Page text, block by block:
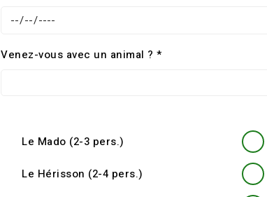
Venez-vous avec un animal ? *
Le Mado (2-3 pers.)
Le Hérisson (2-4 pers.)